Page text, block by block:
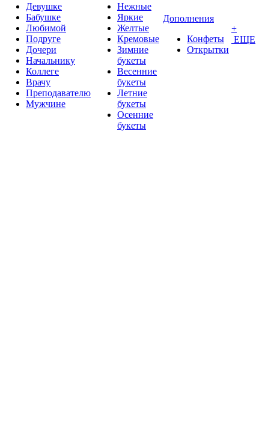
Девушке
Бабушке
Любимой
Подруге
Дочери
Начальнику
Коллеге
Врачу
Преподавателю
Мужчине
Нежные
Яркие
Желтые
Кремовые
Зимние
букеты
Весенние
букеты
Летние
букеты
Осенние
букеты
Дополнения
Конфеты
Открытки
+
ЕЩЕ